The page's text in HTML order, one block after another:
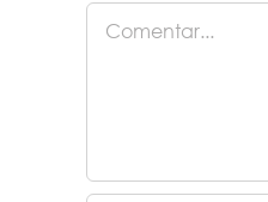
Comentar